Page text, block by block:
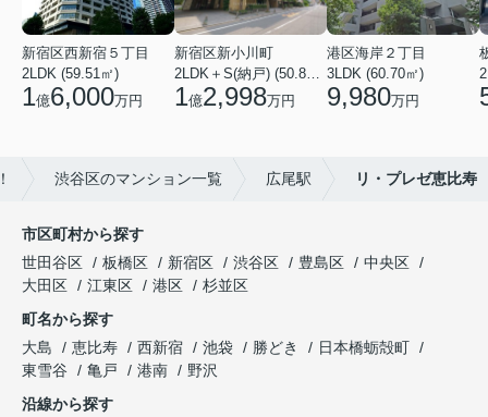
新宿区西新宿５丁目
2LDK (59.51㎡)
1億6,000万円
新宿区新小川町
2LDK＋S(納戸) (50.88㎡)
1億2,998万円
港区海岸２丁目
3LDK (60.70㎡)
9,980万円
渋谷区のマンション一覧 広尾駅 リ・プレゼ恵比寿
市区町村から探す
世田谷区
板橋区 新宿区 渋谷区 豊島区
中央区
大田区
江東区 港区
杉並区
町名から探す
大島
恵比寿 西新宿 池袋 勝どき
日本橋蛎殻町
東雪谷
亀戸 港南
野沢
沿線から探す